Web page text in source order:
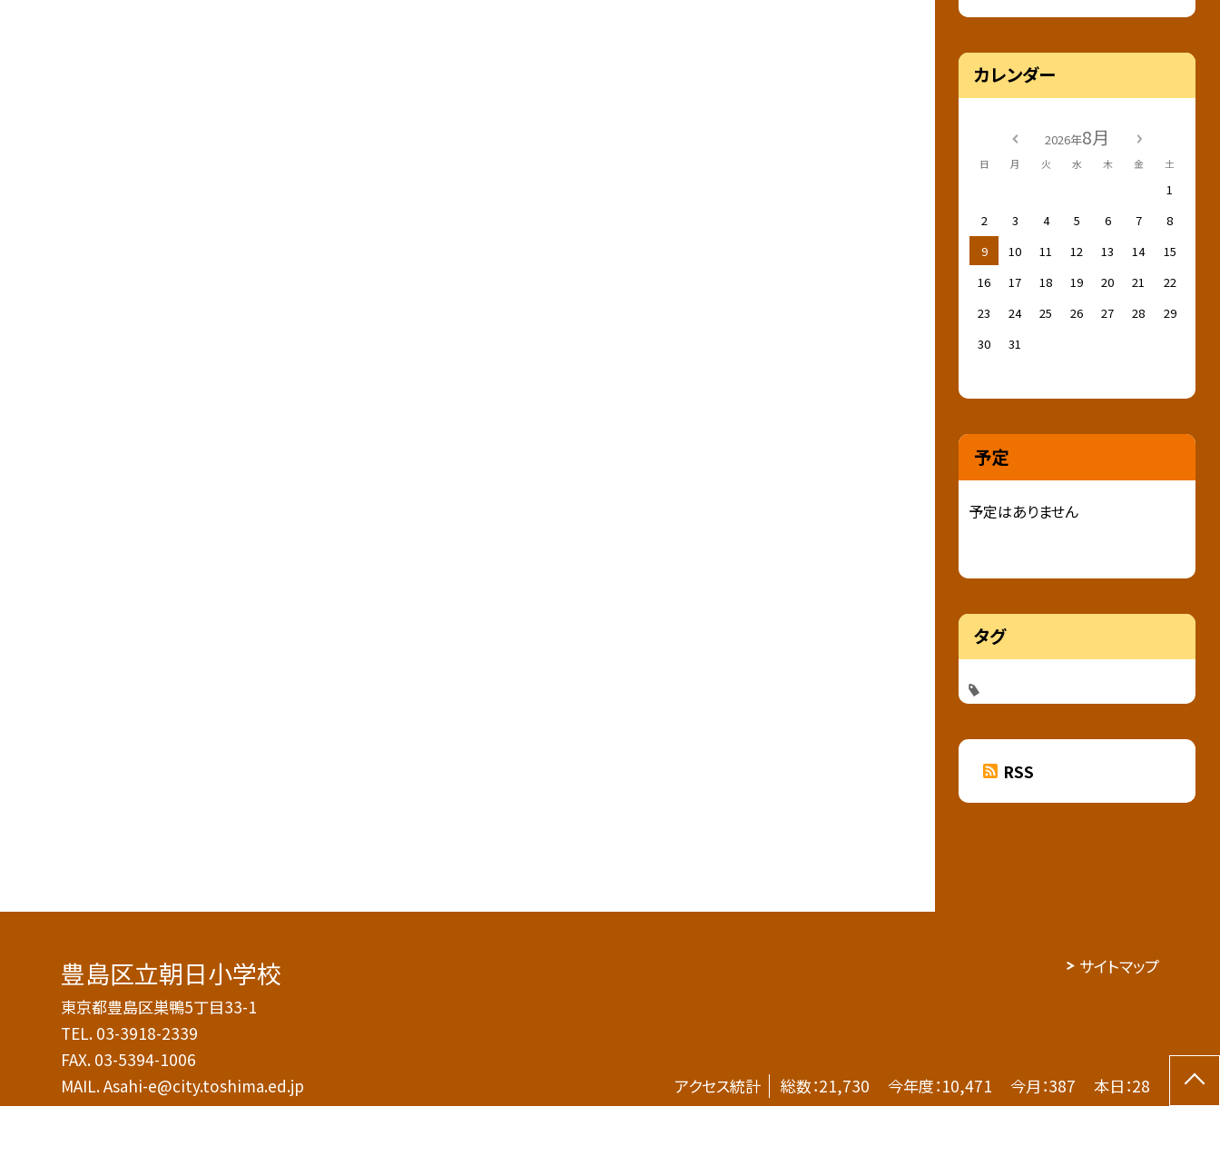
カレンダー
2026年8月
日 月 火 水 木 金 土
1
2
3 4 5 6 7
8
9
10 11 12 13 14
15
16
17 18 19 20 21
22
23
24 25 26 27 28
29
30
31
予定
予定はありません
タグ
RSS
豊島区立朝日小学校
東京都豊島区巣鴨5丁目33-1
TEL. 03-3918-2339
FAX. 03-5394-1006
MAIL. Asahi-e@city.toshima.ed.jp
サイトマップ
アクセス統計 総数：21,730 今年度：10,471 今月：387 本日：28